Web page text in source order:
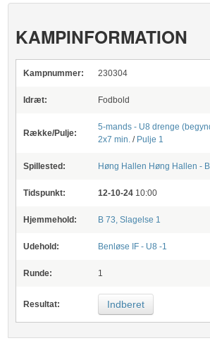
KAMPINFORMATION
Kampnummer: 230304
Idræt: Fodbold
Række/Pulje:
5-mands - U8 drenge
2x7 min. / Pulje 1
Spillested: Høng Hallen Høng Hallen -
Tidspunkt: 12-10-24 10:00
Hjemmehold: B 73, Slagelse 1
Udehold: Benløse IF - U8 -1
Runde: 1
Resultat: Indberet